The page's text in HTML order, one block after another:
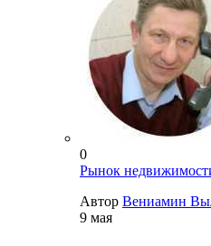
0
Рынок
Автор Вениамин
9 мая